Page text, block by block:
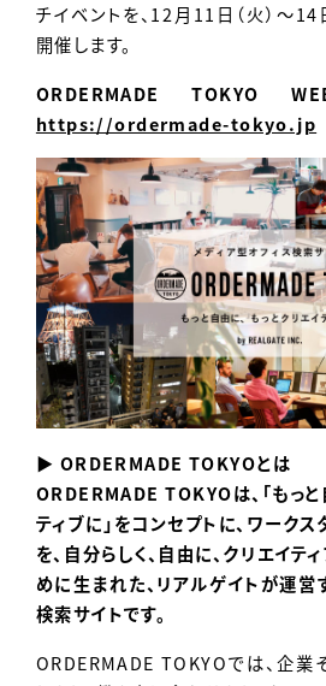
チイベントを、12月11日（火）～
開催します。
ORDERMADE
https://ordermade-tokyo.jp
▶ ORDERMADE TOKYOとは
ORDERMADE TOKYOは、「もっと
ティブに」をコンセプトに、ワーク
を、自分らしく、自由に、クリエイ
めに生まれた、リアルゲイトが運営
検索サイトです。
ORDERMADE TOKYOでは、企業